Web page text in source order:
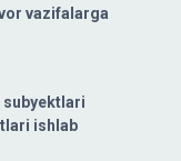
vazifalarga
ishlab